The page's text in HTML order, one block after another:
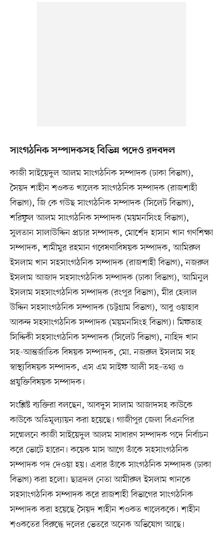
সাংগঠনিক সম্পাদকসহ বিভিন্ন পদেও রদবদল
কাজী সাইয়েদুল আলম সাংগঠনিক সম্পাদক (ঢাকা বিভাগ),
সৈয়দ শাহীন শওকত খালেক সাংগঠনিক সম্পাদক (রাজশাহী
বিভাগ), জি কে গউছ সাংগঠনিক সম্পাদক (সিলেট বিভাগ),
শরিফুল আলম সাংগঠনিক সম্পাদক (ময়মনসিংহ বিভাগ),
সুলতান সালাউদ্দিন প্রচার সম্পাদক, মোর্শেদ হাসান খান গণশিক্ষা
সম্পাদক, শামীমুর রহমান গবেষণাবিষয়ক সম্পাদক, আমিরুল
ইসলাম খান সহসাংগঠনিক সম্পাদক (রাজশাহী বিভাগ), নজরুল
ইসলাম আজাদ সহসাংগঠনিক সম্পাদক (ঢাকা বিভাগ), আমিনুল
ইসলাম সহসাংগঠনিক সম্পাদক (রংপুর বিভাগ), মীর হেলাল
উদ্দিন সহসাংগঠনিক সম্পাদক (চট্টগ্রাম বিভাগ), আবু ওয়াহাব
আকন্দ সহসাংগঠনিক সম্পাদক (ময়মনসিংহ বিভাগ)। মিফতাহ
সিদ্দিকী সহসাংগঠনিক সম্পাদক (সিলেট বিভাগ), নাহিদ খান
সহ-আন্তর্জাতিক বিষয়ক সম্পাদক, মো. নজরুল ইসলাম সহ
স্বাস্থ্যবিষয়ক সম্পাদক, এস এম সাইফ আলী সহ–তথ্য ও
প্রযুক্তিবিষয়ক সম্পাদক।
সংশ্লিষ্ট ব্যক্তিরা বলছেন, আবদুস সালাম আজাদসহ কাউকে
কাউকে অতিমূল্যায়ন করা হয়েছে। গাজীপুর জেলা বিএনপির
সম্মেলনে কাজী সাইয়েদুল আলম সাধারণ সম্পাদক পদে নির্বাচন
করে ভোটে হারেন। কয়েক মাস আগে তাঁকে সহসাংগঠনিক
সম্পাদক পদ দেওয়া হয়। এবার তাঁকে সাংগঠনিক সম্পাদক (ঢাকা
বিভাগ) করা হলো। ছাত্রদল নেতা আমীরুল ইসলাম খানকে
সহসাংগঠনিক সম্পাদক করে রাজশাহী বিভাগের সাংগঠনিক
সম্পাদক করা হয়েছে সৈয়দ শাহীন শওকত খালেককে। শাহীন
শওকতের বিরুদ্ধে দলের ভেতরে অনেক অভিযোগ আছে।